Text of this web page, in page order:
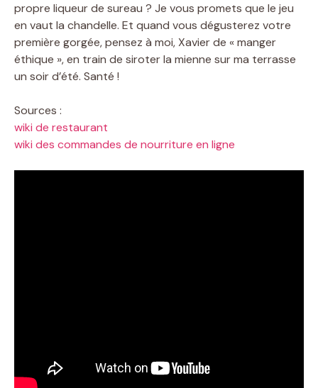
propre liqueur de sureau ? Je vous promets que le jeu
en vaut la chandelle. Et quand vous dégusterez votre
première gorgée, pensez à moi, Xavier de « manger
éthique », en train de siroter la mienne sur ma terrasse
un soir d’été. Santé !
Sources :
wiki de restaurant
wiki des commandes de nourriture en ligne